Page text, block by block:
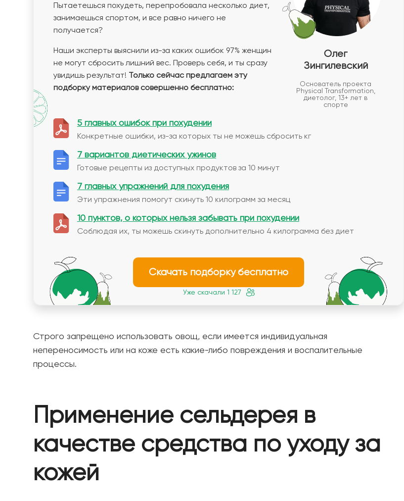
Олег
Зингилевский
Основатель проекта
Physical Transformation,
диетолог, 13+ лет в
спорте
Пытаетешься похудеть, перепробовала несколько диет,
занимаешься спортом, и все равно ничего не
получается?
Наши эксперты выяснили из-за каких ошибок 97% женщин
не могут сбросить лишний вес. Проверь себя, и ты сразу
увидишь результат! Только сейчас предлагаем эту
подборку материалов совершенно бесплатно:
5 главных ошибок при похудении
Конкретные ошибки, из-за которых ты не можешь сбросить кг
7 вариантов диетических ужинов
Готовые рецепты из доступных продуктов за 10 минут
7 главных упражнений для похудения
Эти упражнения помогут скинуть 10 килограмм за месяц
10 пунктов, о которых нельзя забывать при похудении
Соблюдая их, ты можешь скинуть дополнительно 4 килограмма без диет
Скачать подборку бесплатно
Уже скачали 1 127
Строго запрещено использовать овощ, если имеется индивидуальная
непереносимость или на коже есть какие-либо повреждения и воспалительные
процессы.
Применение сельдерея в
качестве средства по уходу за
кожей